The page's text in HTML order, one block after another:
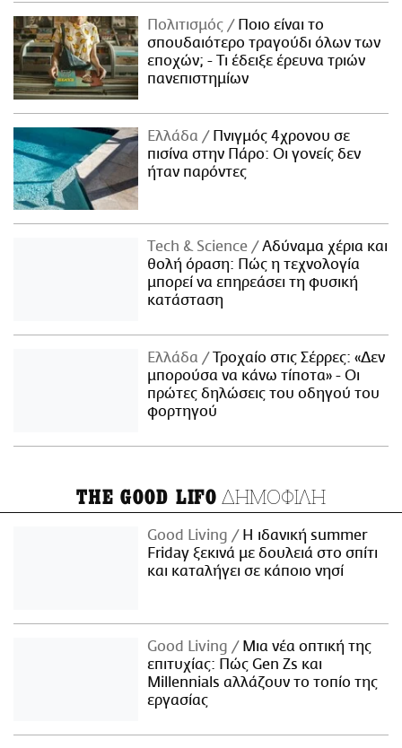
Πολιτισμός
Ποιο είναι το
σπουδαιότερο τραγούδι όλων των
εποχών; - Τι έδειξε έρευνα τριών
πανεπιστημίων
Ελλάδα
Πνιγμός 4χρονου σε
πισίνα στην Πάρο: Οι γονείς δεν
ήταν παρόντες
Τech & Science
Αδύναμα χέρια και
θολή όραση: Πώς η τεχνολογία
μπορεί να επηρεάσει τη φυσική
κατάσταση
Ελλάδα
Τροχαίο στις Σέρρες: «Δεν
μπορούσα να κάνω τίποτα» - Οι
πρώτες δηλώσεις του οδηγού του
φορτηγού
THE GOOD LIFO ΔΗΜΟΦΙΛΗ
Good Living
Η ιδανική summer
Friday ξεκινά με δουλειά στο σπίτι
και καταλήγει σε κάποιο νησί
Good Living
Μια νέα οπτική της
επιτυχίας: Πώς Gen Zs και
Millennials αλλάζουν το τοπίο της
εργασίας